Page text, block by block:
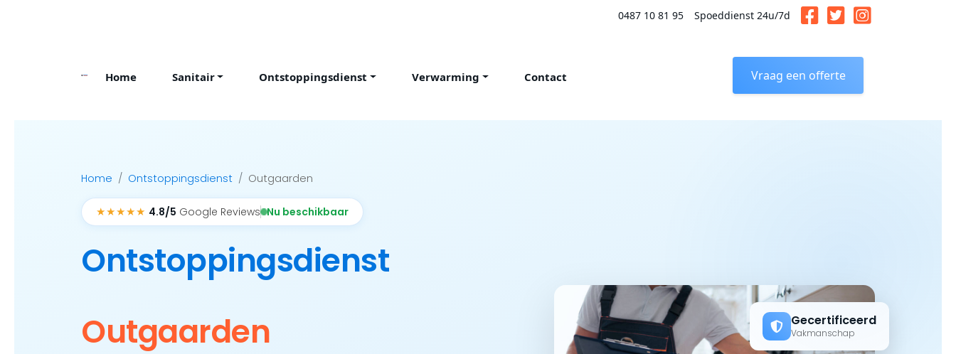
0487 10 81 95 Spoeddienst 24u/7d
Home Sanitair Ontstoppingsdienst Verwarming Contact Vraag een offerte
Home Ontstoppingsdienst Outgaarden
★★★★★ 4.8/5 Google Reviews Nu beschikbaar
Ontstoppingsdienst
Outgaarden
Gecertificeerd
Vakmanschap